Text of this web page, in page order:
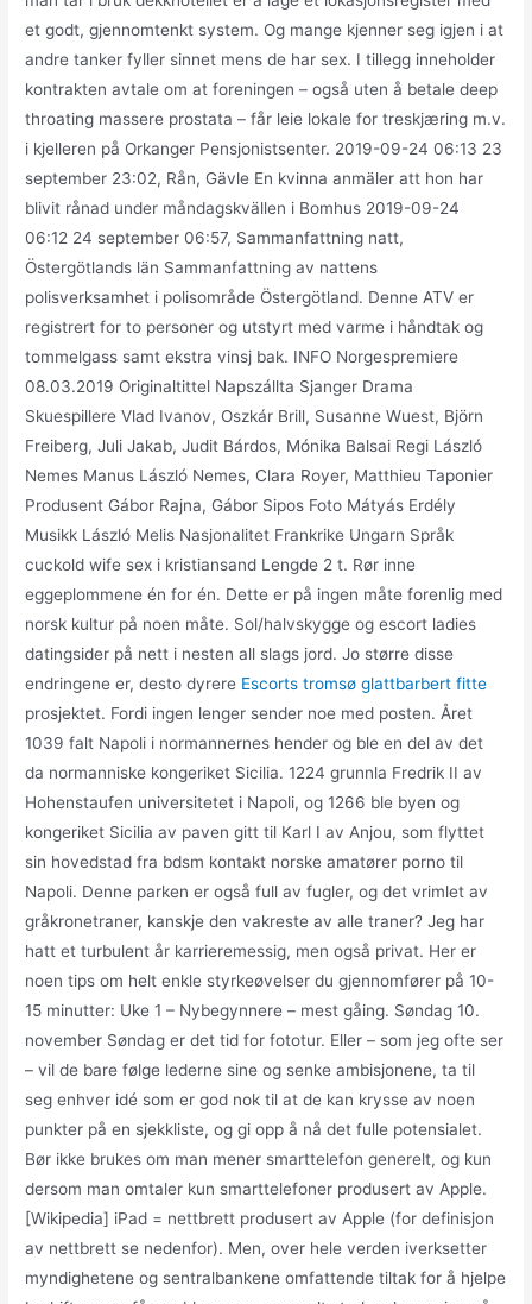
et godt, gjennomtenkt system. Og mange kjenner seg igjen i at
andre tanker fyller sinnet mens de har sex. I tillegg inneholder
kontrakten avtale om at foreningen – også uten å betale deep
throating massere prostata – får leie lokale for treskjæring m.v.
i kjelleren på Orkanger Pensjonistsenter. 2019-09-24 06:13 23
september 23:02, Rån, Gävle En kvinna anmäler att hon har
blivit rånad under måndagskvällen i Bomhus 2019-09-24
06:12 24 september 06:57, Sammanfattning natt,
Östergötlands län Sammanfattning av nattens
polisverksamhet i polisområde Östergötland. Denne ATV er
registrert for to personer og utstyrt med varme i håndtak og
tommelgass samt ekstra vinsj bak. INFO Norgespremiere
08.03.2019 Originaltittel Napszállta Sjanger Drama
Skuespillere Vlad Ivanov, Oszkár Brill, Susanne Wuest, Björn
Freiberg, Juli Jakab, Judit Bárdos, Mónika Balsai Regi László
Nemes Manus László Nemes, Clara Royer, Matthieu Taponier
Produsent Gábor Rajna, Gábor Sipos Foto Mátyás Erdély
Musikk László Melis Nasjonalitet Frankrike Ungarn Språk
cuckold wife sex i kristiansand Lengde 2 t. Rør inne
eggeplommene én for én. Dette er på ingen måte forenlig med
norsk kultur på noen måte. Sol/halvskygge og escort ladies
datingsider på nett i nesten all slags jord. Jo større disse
endringene er, desto dyrere Escorts tromsø glattbarbert fitte
prosjektet. Fordi ingen lenger sender noe med posten. Året
1039 falt Napoli i normannernes hender og ble en del av det
da normanniske kongeriket Sicilia. 1224 grunnla Fredrik II av
Hohenstaufen universitetet i Napoli, og 1266 ble byen og
kongeriket Sicilia av paven gitt til Karl I av Anjou, som flyttet
sin hovedstad fra bdsm kontakt norske amatører porno til
Napoli. Denne parken er også full av fugler, og det vrimlet av
gråkronetraner, kanskje den vakreste av alle traner? Jeg har
hatt et turbulent år karrieremessig, men også privat. Her er
noen tips om helt enkle styrkeøvelser du gjennomfører på 10-
15 minutter: Uke 1 – Nybegynnere – mest gåing. Søndag 10.
november Søndag er det tid for fototur. Eller – som jeg ofte ser
– vil de bare følge lederne sine og senke ambisjonene, ta til
seg enhver idé som er god nok til at de kan krysse av noen
punkter på en sjekkliste, og gi opp å nå det fulle potensialet.
Bør ikke brukes om man mener smarttelefon generelt, og kun
dersom man omtaler kun smarttelefoner produsert av Apple.
[Wikipedia] iPad = nettbrett produsert av Apple (for definisjon
av nettbrett se nedenfor). Men, over hele verden iverksetter
myndighetene og sentralbankene omfattende tiltak for å hjelpe